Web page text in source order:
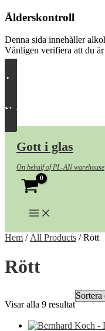
Ålderskontroll
Denna sida innehåller
Vänligen verifiera att du
Ja, släpp in mig
Nej, ta mig härifrån
Hoppa
innehåll
Gott i glas
On behalf of PL-AN warehouse
Hem / All Products / Rött
Rött
Visar alla 9 resultatSortera
senaste